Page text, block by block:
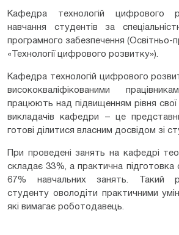
Кафедра технологій цифрового
навчання студентів за
програмного забезпечення (Освітньо-
«Технології цифрового розвитку»).
Кафедра технологій цифрового
висококваліфікованими
працюють над підвищенням рівня свої
викладачів кафедри – це
готові ділитися власним досвідом зі
При проведені занять на кафедрі
складає 33%, а практична
67% навчальних занять. Такий
студенту оволодіти практичними
які вимагає роботодавець.